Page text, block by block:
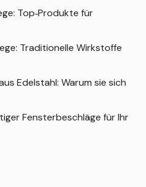
Top‑Produkte für
Traditionelle Wirkstoffe
Edelstahl: Warum sie sich
Fensterbeschläge für Ihr